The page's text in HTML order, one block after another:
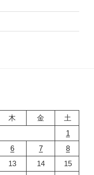
木 金
土
1
6 7
8
13 14
15